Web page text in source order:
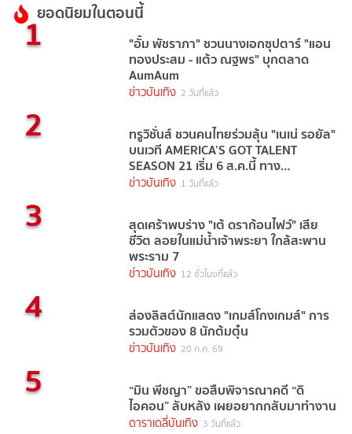
ยอดนิยมในตอนนี้
1 "อั้ม พัชราภา" ชวนนางเอกซุปตาร์ "แอน
ทองประสม - แต้ว ณฐพร" บุกตลาด
AumAum
ข่าวบันเทิง 2 วันที่แล้ว
2 ทรูวิชั่นส์ ชวนคนไทยร่วมลุ้น "เนเน่ รอยัล"
บนเวที AMERICA’S GOT TALENT
SEASON 21 เริ่ม 6 ส.ค.นี้ ทาง
TrueVisions NOW
ข่าวบันเทิง 1 วันที่แล้ว
3 สุดเศร้าพบร่าง "เต้ ดราก้อนไฟว์" เสีย
ชีวิต ลอยในแม่น้ำเจ้าพระยา ใกล้สะพาน
พระราม 7
ข่าวบันเทิง 12 ชั่วโมงที่แล้ว
4 ส่องลิสต์นักแสดง "เกมส์โกงเกมส์" การ
รวมตัวของ 8 นักต้มตุ๋น
ข่าวบันเทิง 20 ก.ค. 69
5 “มิน พีชญา” ขอสืบพิจารณาคดี “ดิ
ไอคอน” ลับหลัง เผยอยากกลับมาทำงาน
ดาราเดลี่บันเทิง 3 วันที่แล้ว